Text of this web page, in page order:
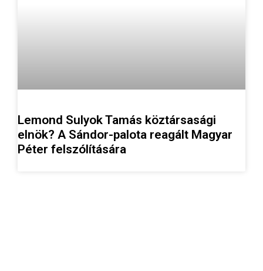
Lemond Sulyok Tamás köztársasági
elnök? A Sándor-palota reagált Magyar
Péter felszólítására